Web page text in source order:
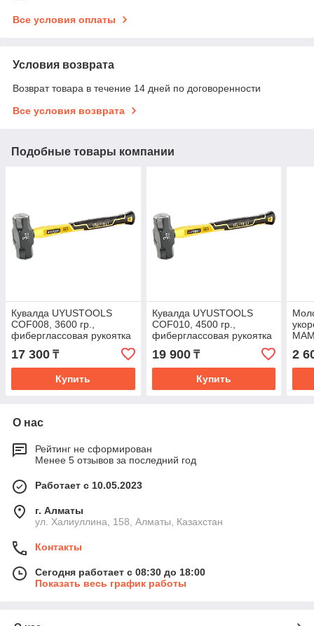
Все условия оплаты
Условия возврата
Возврат товара в течение 14 дней по договоренности
Все условия возврата
Подобные товары компании
Кувалда UYUSTOOLS
COF008, 3600 гр.,
фиберглассовая рукоятка
17 300 ₸
Купить
Кувалда UYUSTOOLS
COF010, 4500 гр.,
фиберглассовая рукоятка
19 900₸
Купить
2
О нас
Рейтинг не сформирован
Менее 5 отзывов за последний год
Работает с 10.05.2023
г. Алматы
ул. Халиуллина, 158, Алматы, Казахстан
Контакты
Сегодня работает с 08:30 до 18:00
Показать весь график работы